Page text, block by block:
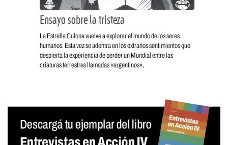
Ensayo sobre la tristeza
La Estrella Culona vuelve a explorar el mundo de los seres
humanos. Esta vez se adentra en los extraños sentimientos que
despierta la experiencia de perder un Mundial entre las
criaturas terrestres llamadas «argentinos»,